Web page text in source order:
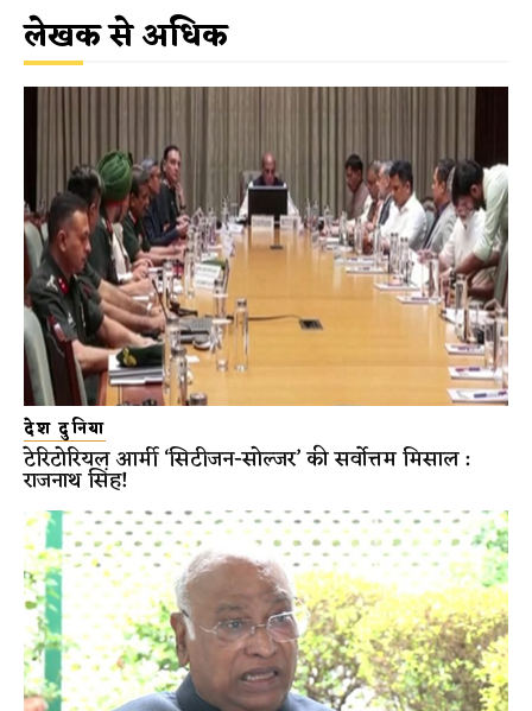
लेखक से अधिक
देश दुनिया
टेरिटोरियल आर्मी ‘सिटीजन-सोल्जर’ की सर्वोत्तम मिसाल :
राजनाथ सिंह!